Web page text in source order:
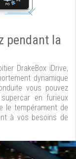
pendant la
DrakeBox iDrive,
dynamique
vous pouvez
en furieux
le tempérament de
à vos besoins de